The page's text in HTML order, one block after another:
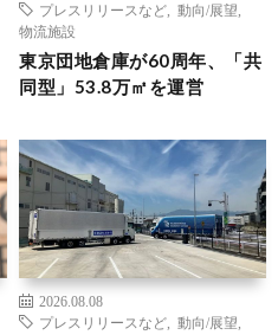
プレスリリースなど
動向/展望
物流施設
東京団地倉庫が60周年、「共
同型」53.8万㎡を運営
2026.08.08
プレスリリースなど
動向/展望